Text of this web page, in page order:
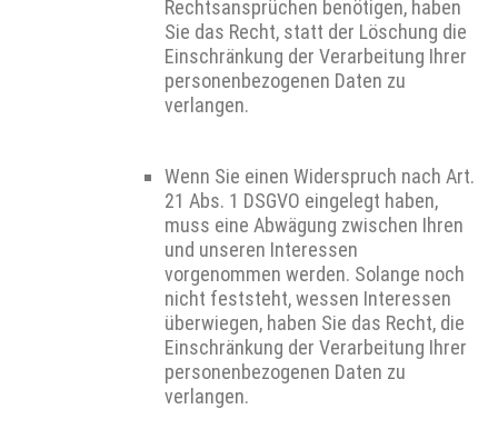
Rechtsansprüchen benötigen, haben
Sie das Recht, statt der Löschung die
Einschränkung der Verarbeitung Ihrer
personenbezogenen Daten zu
verlangen.
Wenn Sie einen Widerspruch nach Art.
21 Abs. 1 DSGVO eingelegt haben,
muss eine Abwägung zwischen Ihren
und unseren Interessen
vorgenommen werden. Solange noch
nicht feststeht, wessen Interessen
überwiegen, haben Sie das Recht, die
Einschränkung der Verarbeitung Ihrer
personenbezogenen Daten zu
verlangen.